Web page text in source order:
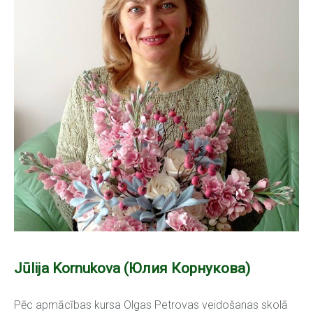
Jūlija Kornukova (Юлия Корнукова)
Pēc apmācības kursa Olgas Petrovas veidošanas skolā